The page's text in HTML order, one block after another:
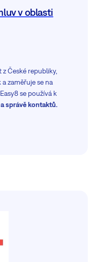
v oblasti
České republiky,
zaměřuje se na
se používá k
správě kontaktů.